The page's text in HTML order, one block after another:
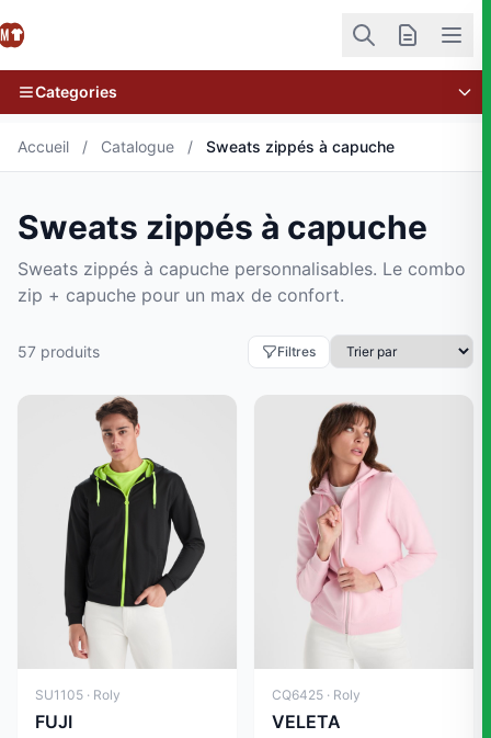
Categories
Accueil / Catalogue / Sweats zippés à capuche
Sweats zippés à capuche
Sweats zippés à capuche personnalisables. Le combo
zip + capuche pour un max de confort.
57 produits Filtres
SU1105 · Roly
FUJI
CQ6425 · Roly
VELETA